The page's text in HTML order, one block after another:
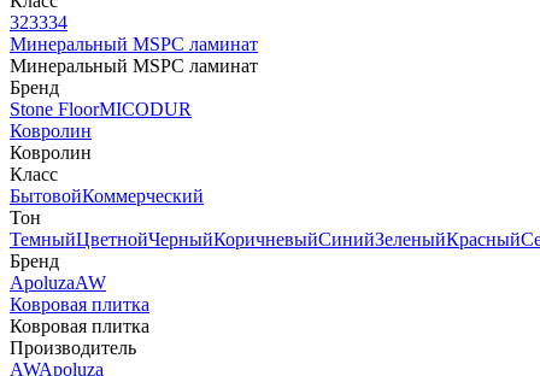
323334
Минеральный MSPC ламинат
Минеральный MSPC ламинат
Бренд
Stone FloorMICODUR
Ковролин
Ковролин
Класс
БытовойКоммерческий
Тон
ТемныйЦветнойЧерныйКоричневыйСинийЗеленыйКрасный
Бренд
ApoluzaAW
Ковровая плитка
Ковровая плитка
Производитель
AWApoluza